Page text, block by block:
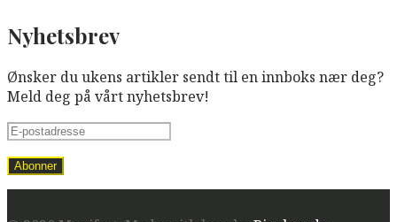
Nyhetsbrev
Ønsker du ukens artikler sendt til en innboks nær deg?
Meld deg på vårt nyhetsbrev!